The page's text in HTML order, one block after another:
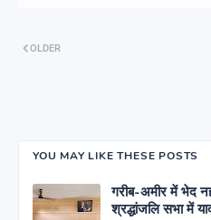
OLDER
YOU MAY LIKE THESE POSTS
गरीब-अमीर में भेद
श्रद्धांजलि सभा में